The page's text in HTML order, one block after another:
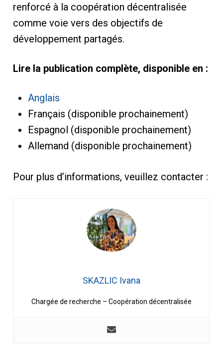
renforcé à la coopération décentralisée
comme voie vers des objectifs de
développement partagés.
Lire la publication complète, disponible en :
Anglais
Français (disponible prochainement)
Espagnol (disponible prochainement)
Allemand (disponible prochainement)
Pour plus d’informations, veuillez contacter :
SKAZLIC Ivana
Chargée de recherche – Coopération décentralisée